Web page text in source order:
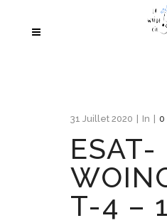
31 Juillet 2020 In 0
ESAT-
T-4 – 1